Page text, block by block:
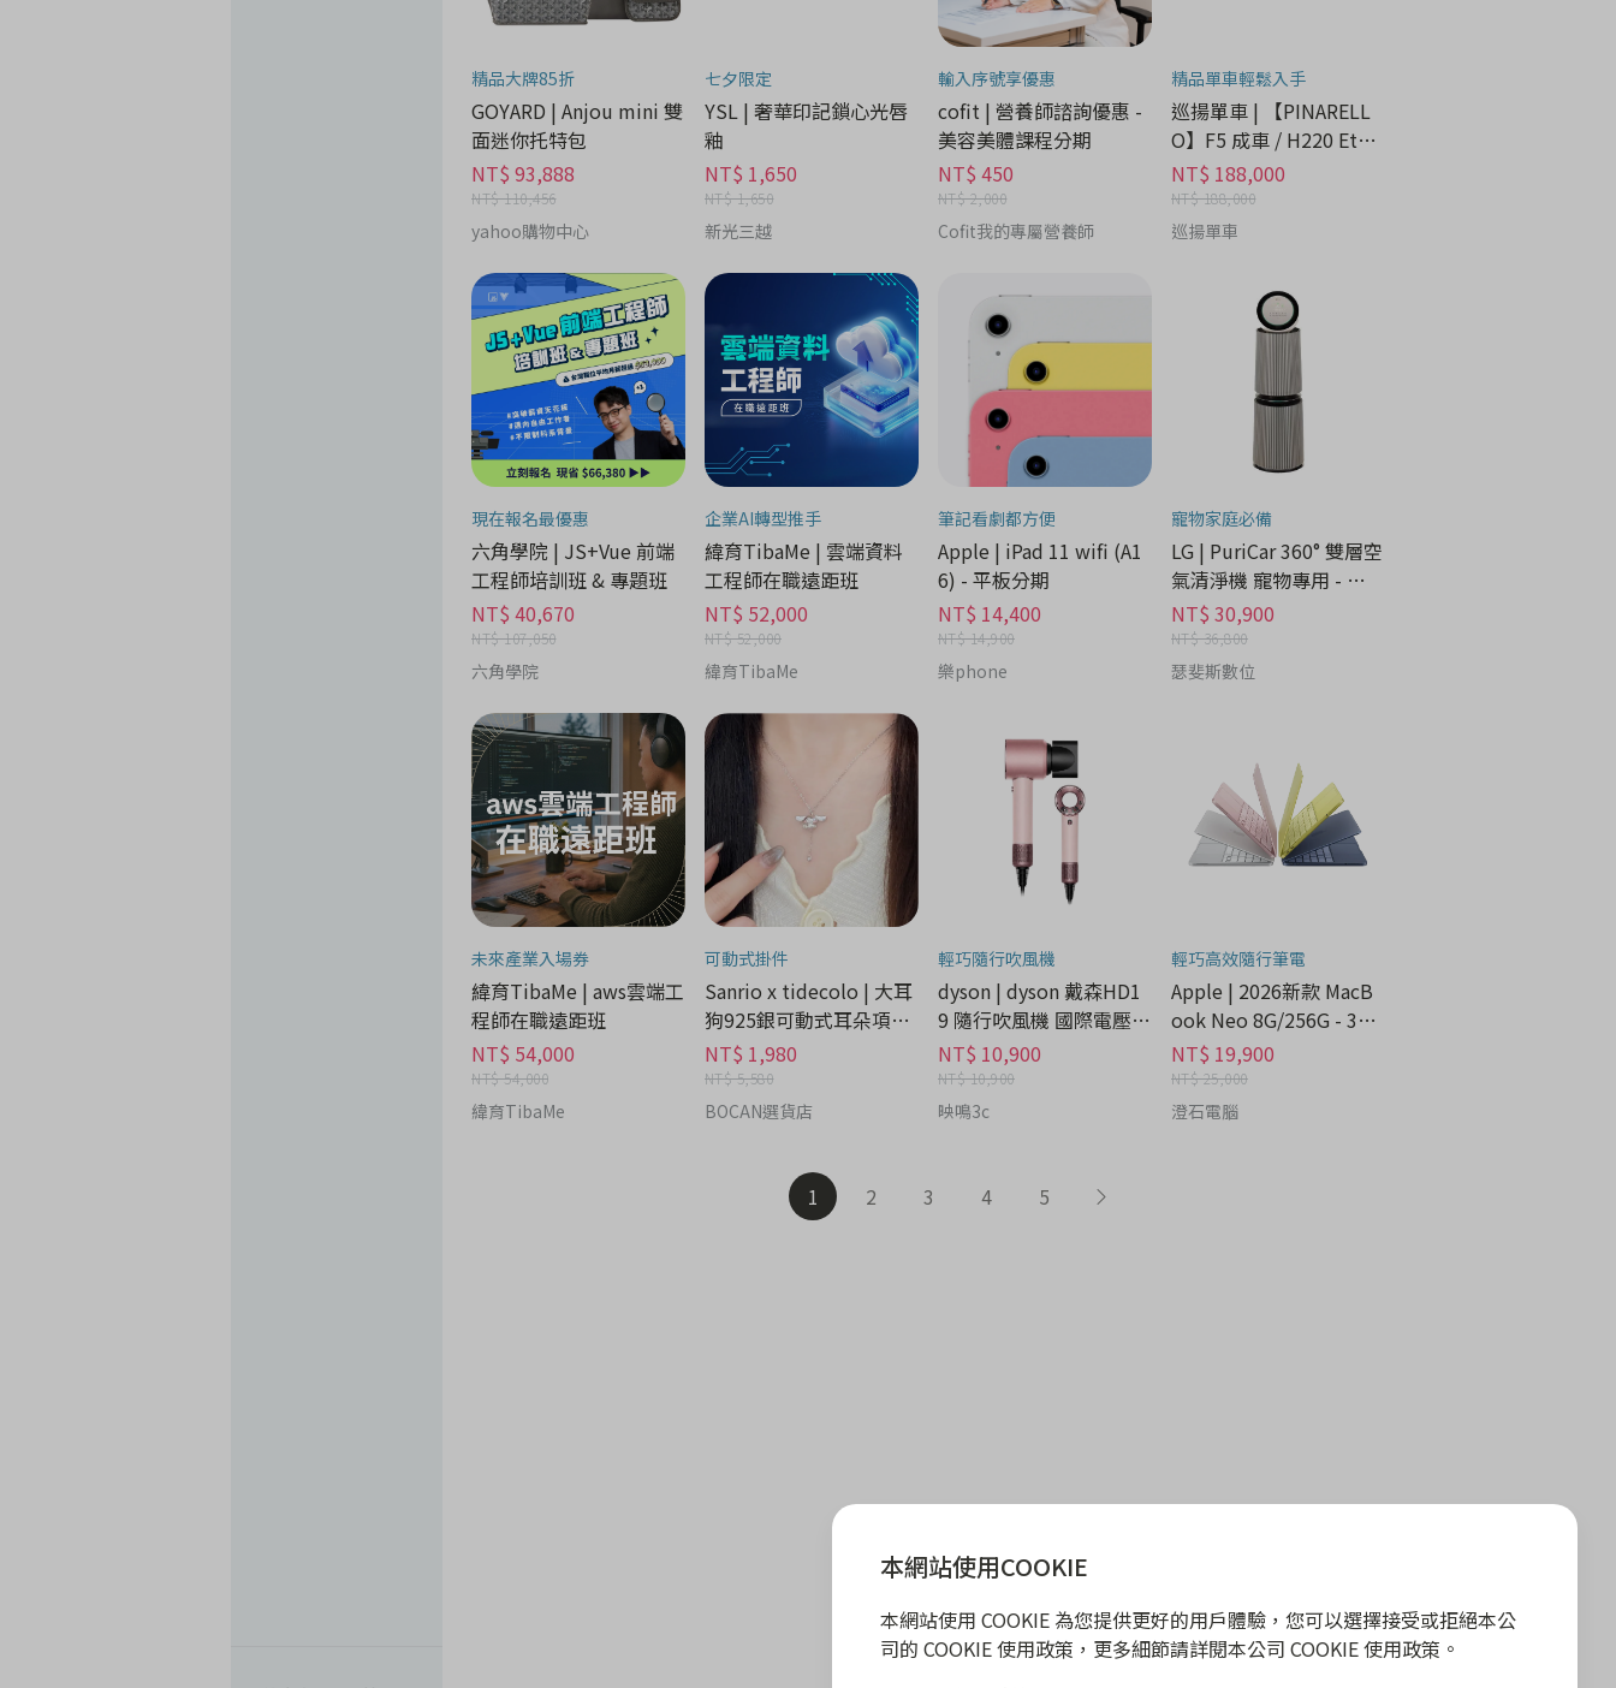
精品大牌85折
GOYARD | Anjou mini 雙
面迷你托特包
NT$ 93,888
NT$ 110,456
yahoo購物中心
七夕限定
YSL | 奢華印記鎖心光唇
釉
NT$ 1,650
NT$ 1,650
新光三越
輸入序號享優惠
cofit | 營養師諮詢優惠 -
美容美體課程分期
NT$ 450
NT$ 2,000
Cofit我的專屬營養師
精品單車輕鬆入手
巡揚單車 | 【PINARELL
O】F5 成車 / H220 Etna
Black Matt
NT$ 188,000
NT$ 188,000
巡揚單車
現在報名最優惠
六角學院 | JS+Vue 前端
工程師培訓班 & 專題班
NT$ 40,670
NT$ 107,050
六角學院
企業AI轉型推手
緯育TibaMe | 雲端資料
工程師在職遠距班
NT$ 52,000
NT$ 52,000
緯育TibaMe
筆記看劇都方便
Apple | iPad 11 wifi (A1
6) - 平板分期
NT$ 14,400
NT$ 14,900
樂phone
寵物家庭必備
LG | PuriCar 360° 雙層空
氣清淨機 寵物專用 - 家
電分期
NT$ 30,900
NT$ 36,800
瑟斐斯數位
未來產業入場券
緯育TibaMe | aws雲端工
程師在職遠距班
NT$ 54,000
NT$ 54,000
緯育TibaMe
可動式掛件
Sanrio x tidecolo | 大耳
狗925銀可動式耳朵項鍊
禮盒 - 流行潮牌分期
NT$ 1,980
NT$ 5,580
BOCAN選貨店
輕巧隨行吹風機
dyson | dyson 戴森HD1
9 隨行吹風機 國際電壓 -
家電分期
NT$ 10,900
NT$ 10,900
映鳴3c
輕巧高效隨行筆電
Apple | 2026新款 MacB
ook Neo 8G/256G - 3C
科技分期
NT$ 19,900
NT$ 25,000
澄石電腦
1 2 3 4 5
本網站使用COOKIE
本網站使用 COOKIE 為您提供更好的用戶體驗，您可以選擇接受或拒絕本公
司的 COOKIE 使用政策，更多細節請詳閱本公司 COOKIE 使用政策。